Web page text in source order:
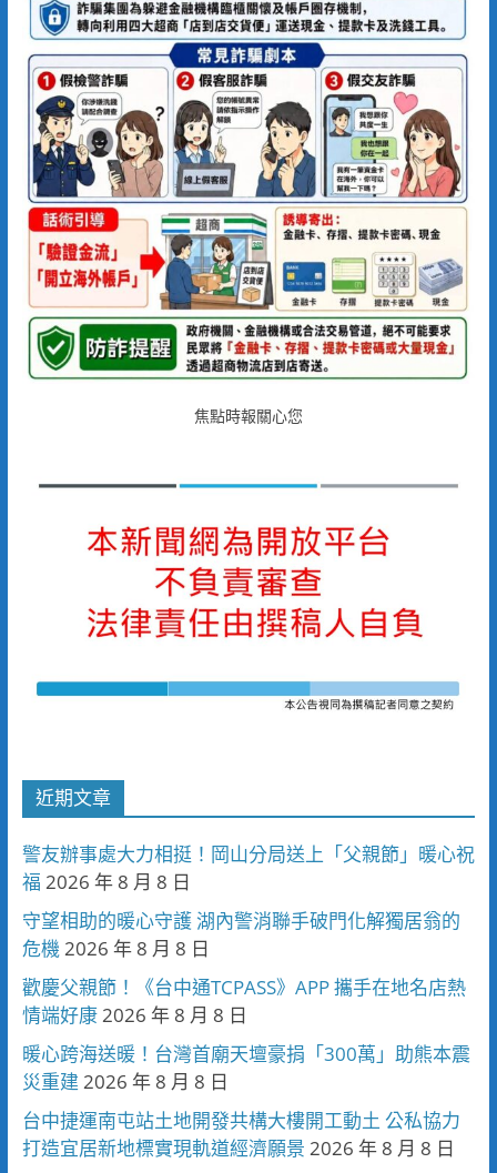
焦點時報關心您
近期文章
警友辦事處大力相挺！岡山分局送上「父親節」暖心祝
福 2026 年 8 月 8 日
守望相助的暖心守護 湖內警消聯手破門化解獨居翁的
危機2026 年 8 月 8 日
歡慶父親節！《台中通TCPASS》APP 攜手在地名店熱
情端好康2026 年 8 月 8 日
暖心跨海送暖！台灣首廟天壇豪捐「300萬」助熊本震
災重建 2026 年 8 月 8 日
台中捷運南屯站土地開發共構大樓開工動土 公私協力
打造宜居新地標實現軌道經濟願景 2026 年 8 月 8 日